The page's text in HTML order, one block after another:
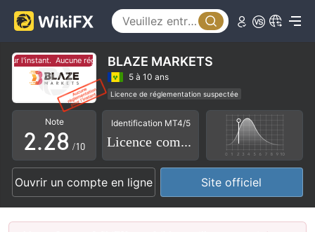
l'instant. Aucune réglementation pour l'instant.
BLAZE MARKETS
5 à 10 ans
Licence de réglementation suspectée
Etiquette principale MT4
Courtiers Régionaux
Risque élevé potentiel
Note
0
1
2
3
4
5
.
0
1
2
3
4
5
4
5
6
7
8
9
/10
Identification MT4/5
Licence complète
Ouvrir un compte en ligne Site officiel